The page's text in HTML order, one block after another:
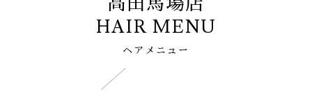
HAIR MENU
ヘアメニュー